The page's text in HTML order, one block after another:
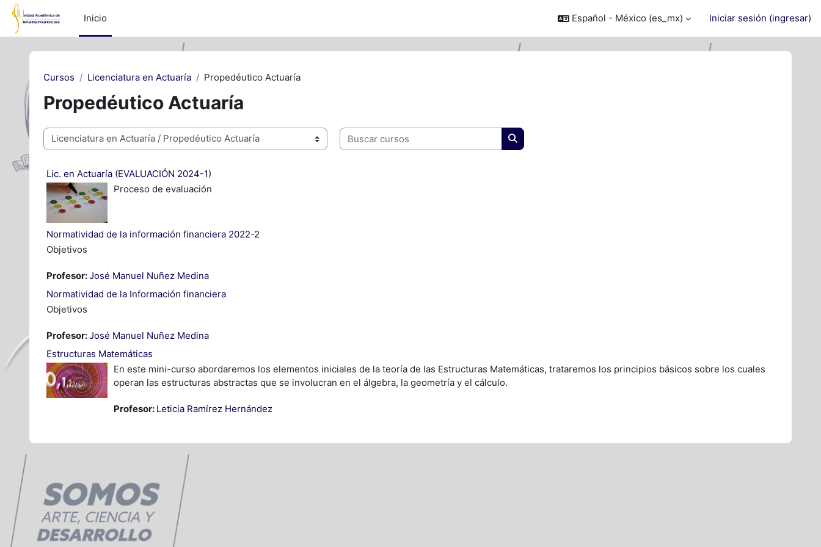
Saltar al contenido principal
Inicio
Español - México ‎(es_mx)‎ Iniciar sesión (ingresar)
Cursos Licenciatura en Actuaría Propedéutico Actuaría
Propedéutico Actuaría
Categorías
Buscar cursos
Buscar cursos
Lic. en Actuaría (EVALUACIÓN 2024-1)
Proceso de evaluación
Normatividad de la información financiera 2022-2
Objetivos
Profesor:José Manuel Nuñez Medina
Normatividad de la Información financiera
Objetivos
Profesor:José Manuel Nuñez Medina
Estructuras Matemáticas
En este mini-curso abordaremos los elementos iniciales de la teoría de las Estructuras Matemáticas, trataremos los principios básicos sobre los cuales
operan las estructuras abstractas que se involucran en el álgebra, la geometría y el cálculo.
Profesor: Leticia Ramírez Hernández